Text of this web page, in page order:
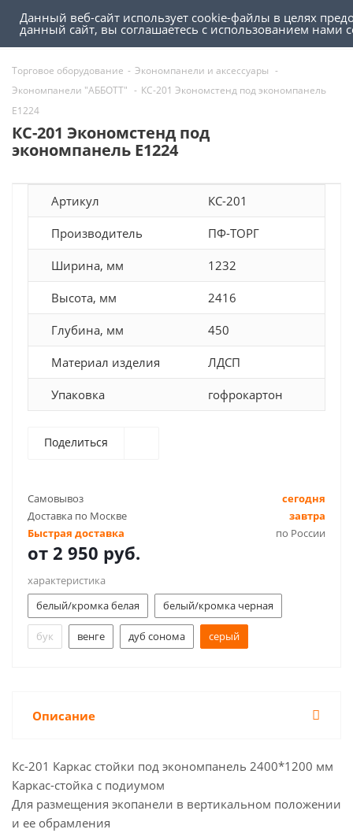
0
0
Торговое оборудование - Экономпанели и аксессуары -
Экономпанели "АББОТТ" - КС-201 Экономстенд под экономпанель
Е1224
КС-201 Экономстенд под
экономпанель Е1224
Артикул КС-201
Производитель ПФ-ТОРГ
Ширина, мм 1232
Высота, мм 2416
Глубина, мм 450
Материал изделия ЛДСП
Упаковка гофрокартон
Поделиться
Самовывоз
сегодня
Доставка по Москве
завтра
Быстрая доставка
по России
от 2 950 руб.
характеристика
белый/кромка белая
белый/кромка черная
бук венге дуб сонома серый
Описание
Кс-201 Каркас стойки под экономпанель 2400*1200 мм
Каркас-стойка с подиумом
Для размещения экопанели в вертикальном положении
и ее обрамления
Данный веб-сайт использует cookie-файлы в целях
данный сайт, вы соглашаетесь с использованием